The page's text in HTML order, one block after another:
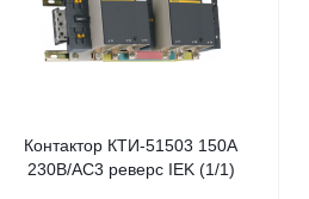
Контактор КТИ-51503 150А
230В/АС3 реверс IEK (1/1)